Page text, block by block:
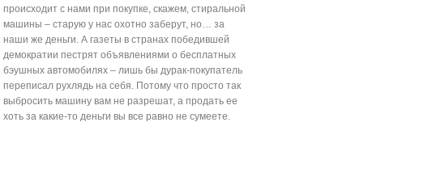
происходит с нами при покупке, скажем, стиральной
машины – старую у нас охотно заберут, но… за
наши же деньги. А газеты в странах победившей
демократии пестрят объявлениями о бесплатных
бэушных автомобилях – лишь бы дурак-покупатель
переписал рухлядь на себя. Потому что просто так
выбросить машину вам не разрешат, а продать ее
хоть за какие-то деньги вы все равно не сумеете.